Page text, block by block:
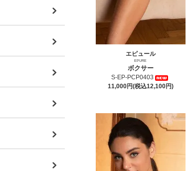
エピュール
EPURE
ボクサー
S-EP-PCP0403
11,000円(税込12,100円)